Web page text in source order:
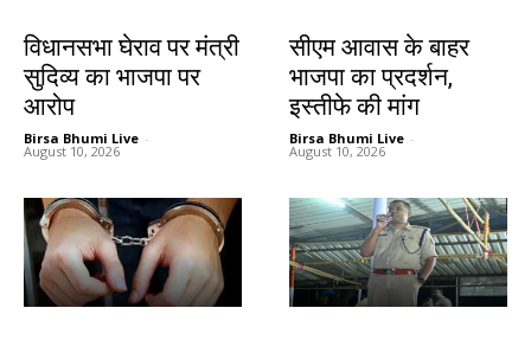
विधानसभा घेराव पर मंत्री
सुदिव्य का भाजपा पर
आरोप
Birsa Bhumi Live -
August 10, 2026
सीएम आवास के बाहर
भाजपा का प्रदर्शन,
इस्तीफे की मांग
Birsa Bhumi Live -
August 10, 2026